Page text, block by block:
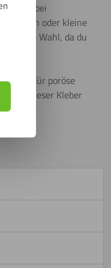
und bei
oder kleine
Wahl, da du
Für poröse
ist dieser Kleber